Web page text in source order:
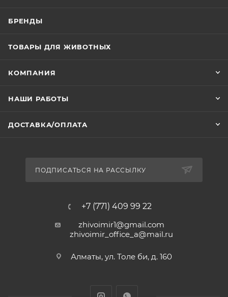
БРЕНДЫ
ТОВАРЫ ДЛЯ ЖИВОТНЫХ
КОМПАНИЯ
НАШИ РАБОТЫ
ДОСТАВКА/ОПЛАТА
ПОДПИСАТЬСЯ НА РАССЫЛКУ
+7 (771) 409 99 22
zhivoimir1@gmail.com
zhivoimir_office_a@mail.ru
Алматы, ул. Толе би, д. 160